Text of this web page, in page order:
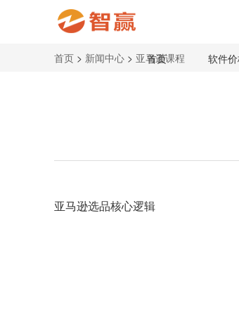
首页 软件
首页 > 新闻中心 > 亚马逊课程
亚马逊选品核心逻辑